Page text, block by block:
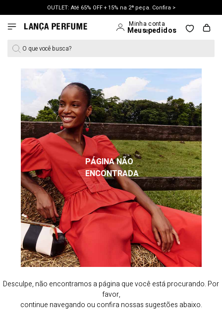
OUTLET: Até 65% OFF + 15% na 2ª peça. Confira >
LANÇAMENTO PRIMAVERA 27. Clique e aproveite.
O que você busca?
PÁGINA NÃO
ENCONTRADA
Desculpe, não encontramos a página que você está procurando. Por
favor,
continue navegando ou confira nossas sugestões abaixo.